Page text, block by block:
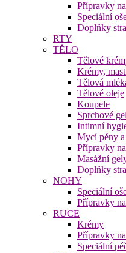
Přípravky
Speciální
Doplňky
RTY
TĚLO
Tělové
Krémy,
Tělová
Tělové oleje
Koupele
Sprchové
Intimní
Mycí pěny
Přípravky
Masážní
Doplňky
NOHY
Speciální
Přípravky
RUCE
Krémy
Přípravky
Speciální